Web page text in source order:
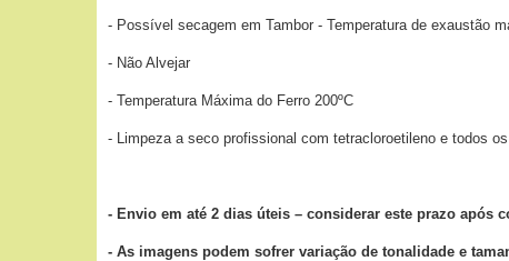
- Possível secagem em Tambor - Temperatura de exaustão
- Não Alvejar
- Temperatura Máxima do Ferro 200ºC
- Limpeza a seco profissional com tetracloroetileno e todos
- Envio em até 2 dias úteis – considerar este prazo após
- As imagens podem sofrer variação de tonalidade e